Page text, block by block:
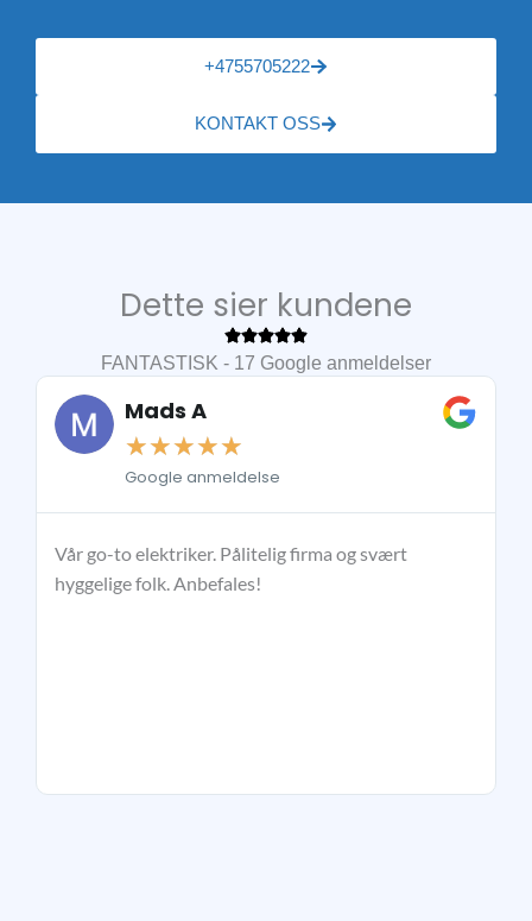
+4755705222
KONTAKT OSS
Dette sier kundene
FANTASTISK - 17 Google anmeldelser
Mads A
☆☆☆☆☆
Google anmeldelse
Vår go-to elektriker. Pålitelig firma og svært
hyggelige folk. Anbefales!